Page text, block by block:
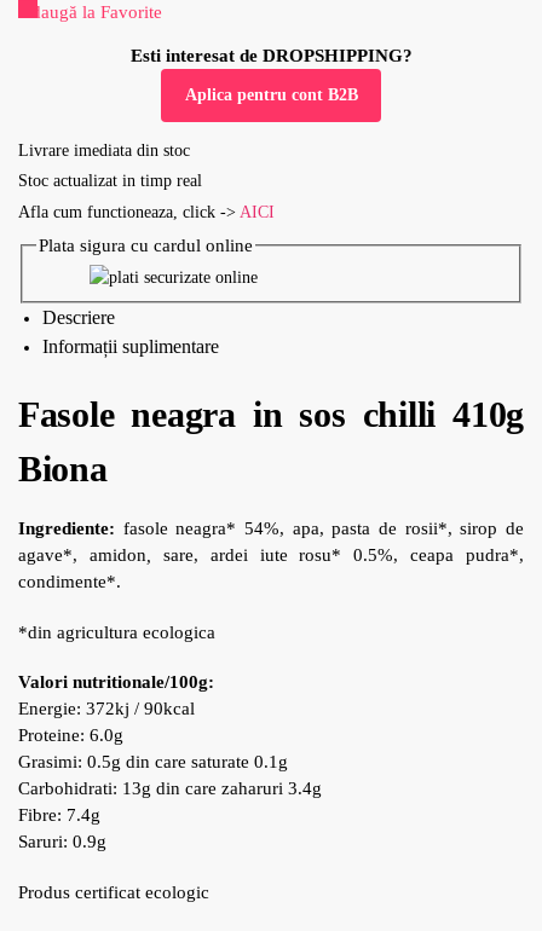
Adaugă la Favorite
Esti interesat de DROPSHIPPING?
Aplica pentru cont B2B
Livrare imediata din stoc
Stoc actualizat in timp real
Afla cum functioneaza, click -> AICI
Plata sigura cu cardul online
Descriere
Informații suplimentare
Fasole neagra in sos chilli 410g
Biona
Ingrediente: fasole neagra* 54%, apa, pasta de rosii*, sirop de
agave*, amidon, sare, ardei iute rosu* 0.5%, ceapa pudra*,
condimente*.
*din agricultura ecologica
Valori nutritionale/100g:
Energie: 372kj / 90kcal
Proteine: 6.0g
Grasimi: 0.5g din care saturate 0.1g
Carbohidrati: 13g din care zaharuri 3.4g
Fibre: 7.4g
Saruri: 0.9g
Produs certificat ecologic